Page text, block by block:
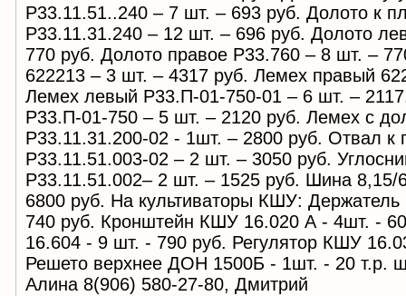
Р33.11.51..240 – 7 шт. – 693 руб. Долото к
Р33.11.31.240 – 12 шт. – 696 руб. Долото
770 руб. Долото правое Р33.760 – 8 шт. –
622213 – 3 шт. – 4317 руб. Лемех правый
Лемех левый Р33.П-01-750-01 – 6 шт. –
Р33.П-01-750 – 5 шт. – 2120 руб. Лемех с
Р33.11.31.200-02 - 1шт. – 2800 руб. Отвал к
Р33.11.51.003-02 – 2 шт. – 3050 руб.
Р33.11.51.002– 2 шт. – 1525 руб. Шина
6800 руб. На культиваторы КШУ:
740 руб. Кронштейн КШУ 16.020 А - 4шт. -
16.604 - 9 шт. - 790 руб. Регулятор КШУ
Решето верхнее ДОН 1500Б - 1шт. - 20 т.р.
Алина 8(906) 580-27-80, Дмитрий